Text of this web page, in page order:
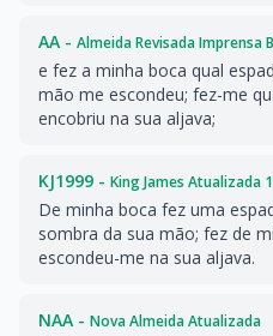
AA - Almeida Revisada Imprensa
e fez a minha boca qual
mão me escondeu; fez-me
encobriu na sua aljava;
KJ1999 - King James Atualizada
De minha boca fez uma
sombra da sua mão; fez de
escondeu-me na sua aljava.
NAA - Nova Almeida Atualizada